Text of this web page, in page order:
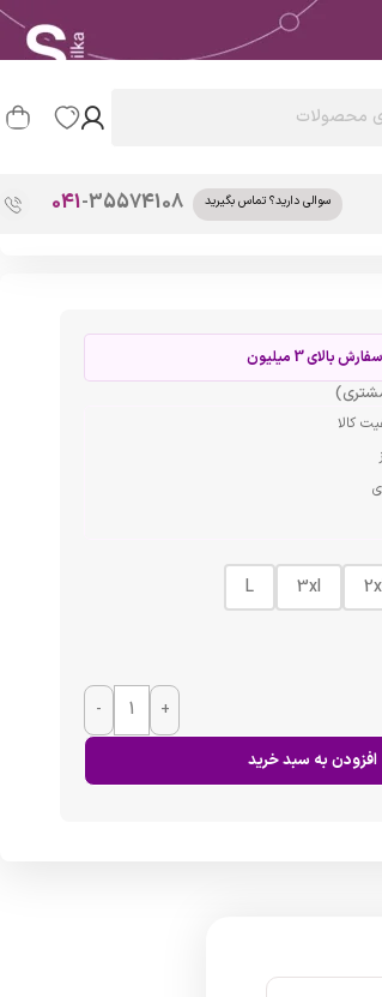
سوالی دارید؟ تماس بگیرید 041-35574108
بالای 3 میلیون
کالا
3xl
L
- +
افزودن به سبد خرید